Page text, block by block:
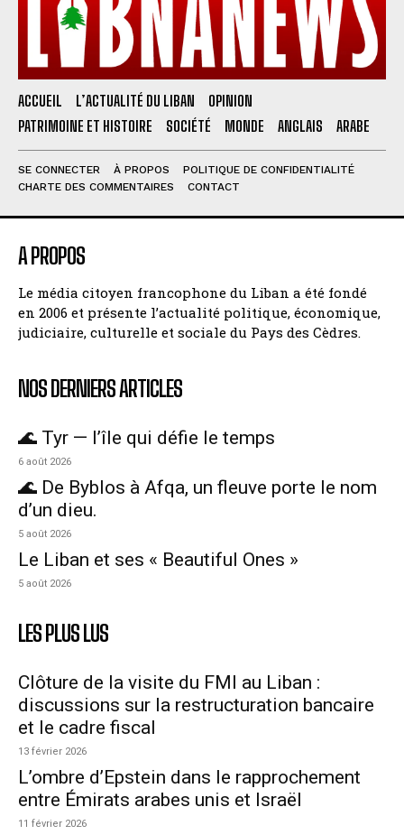
ACCUEIL L’ACTUALITÉ DU LIBAN
OPINION
PATRIMOINE ET HISTOIRE
SOCIÉTÉ MONDE ANGLAIS ARABE
SE CONNECTER À PROPOS
POLITIQUE DE CONFIDENTIALITÉ
CHARTE DES COMMENTAIRES
CONTACT
A PROPOS
Le média citoyen francophone du Liban a été fondé
en 2006 et présente l’actualité politique, économique,
judiciaire, culturelle et sociale du Pays des Cèdres.
NOS DERNIERS ARTICLES
🌊 Tyr — l’île qui défie le temps
6 août 2026
🌊 De Byblos à Afqa, un fleuve porte le nom
d’un dieu.
5 août 2026
Le Liban et ses « Beautiful Ones »
5 août 2026
LES PLUS LUS
Clôture de la visite du FMI au Liban :
discussions sur la restructuration bancaire
et le cadre fiscal
13 février 2026
L’ombre d’Epstein dans le rapprochement
entre Émirats arabes unis et Israël
11 février 2026